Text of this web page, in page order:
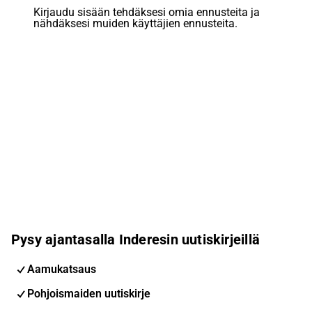
Kirjaudu sisään tehdäksesi omia ennusteita ja
nähdäksesi muiden käyttäjien ennusteita.
Pysy ajantasalla Inderesin uutiskirjeillä
Aamukatsaus
Pohjoismaiden uutiskirje